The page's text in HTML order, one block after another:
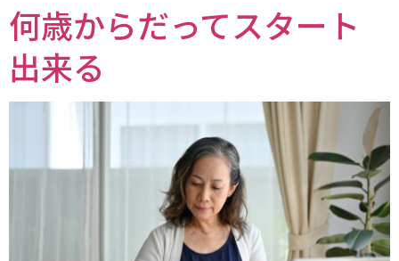
何歳からだってスタート
出来る